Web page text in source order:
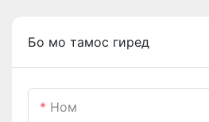
Бо мо тамос гиред
Ном